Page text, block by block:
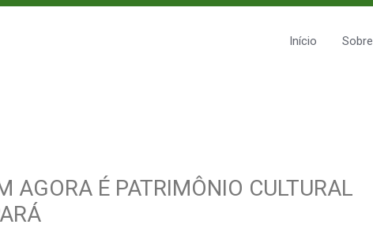
Início Sobre
AGORA É PATRIMÔNIO CULTURAL